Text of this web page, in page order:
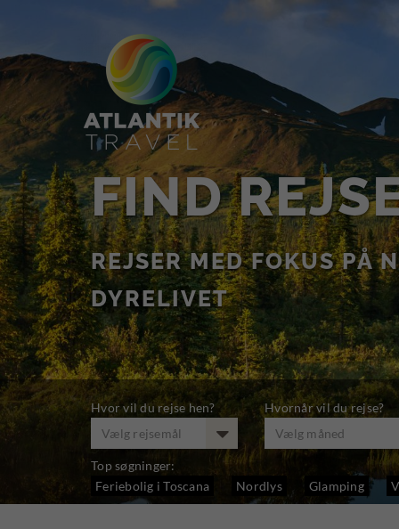
FIND
REJSER MED FOKUS PÅ
DYRELIVET
Hvor vil du rejse hen?
Vælg rejsemål
Hvornår vil du rejse?
Vælg måned
Top søgninger:
Feriebolig i Toscana
Nordlys Glamping